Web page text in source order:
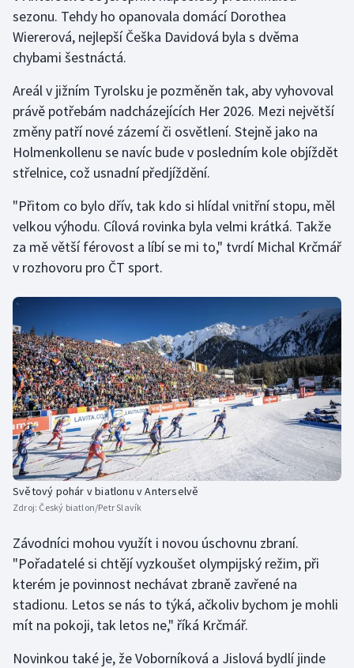
sezonu. Tehdy ho opanovala domácí Dorothea
Wiererová, nejlepší Češka Davidová byla s dvěma
chybami šestnáctá.
Areál v jižním Tyrolsku je pozměněn tak, aby vyhovoval
právě potřebám nadcházejících Her 2026. Mezi největší
změny patří nové zázemí či osvětlení. Stejně jako na
Holmenkollenu se navíc bude v posledním kole objíždět
střelnice, což usnadní předjíždění.
"Přitom co bylo dřív, tak kdo si hlídal vnitřní stopu, měl
velkou výhodu. Cílová rovinka byla velmi krátká. Takže
za mě větší férovost a líbí se mi to," tvrdí Michal Krčmář
v rozhovoru pro ČT sport.
Světový pohár v biatlonu v Anterselvě
Zdroj: Český biatlon/Petr Slavík
Závodníci mohou využít i novou úschovnu zbraní.
"Pořadatelé si chtějí vyzkoušet olympijský režim, při
kterém je povinnost nechávat zbraně zavřené na
stadionu. Letos se nás to týká, ačkoliv bychom je mohli
mít na pokoji, tak letos ne," říká Krčmář.
Novinkou také je, že Voborníková a Jislová bydlí jinde